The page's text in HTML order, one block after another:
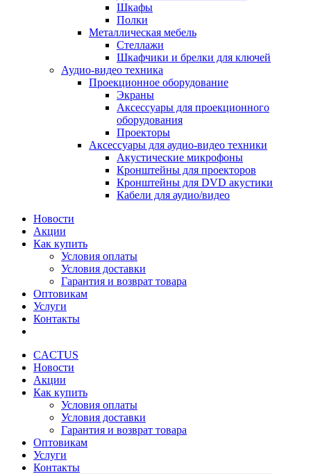
Шкафы
Полки
Металлическая мебель
Стеллажи
Шкафчики и брелки для ключей
Аудио-видео техника
Проекционное оборудование
Экраны
Аксессуары для проекционного
оборудования
Проекторы
Аксессуары для аудио-видео техники
Акустические микрофоны
Кронштейны для проекторов
Кронштейны для DVD акустики
Кабели для аудио/видео
Новости
Акции
Как купить
Условия оплаты
Условия доставки
Гарантия и возврат товара
Оптовикам
Услуги
Контакты
CACTUS
Новости
Акции
Как купить
Условия оплаты
Условия доставки
Гарантия и возврат товара
Оптовикам
Услуги
Контакты